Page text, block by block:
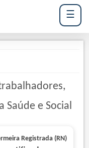
☰
Saúde e Social
Registrada (RN)